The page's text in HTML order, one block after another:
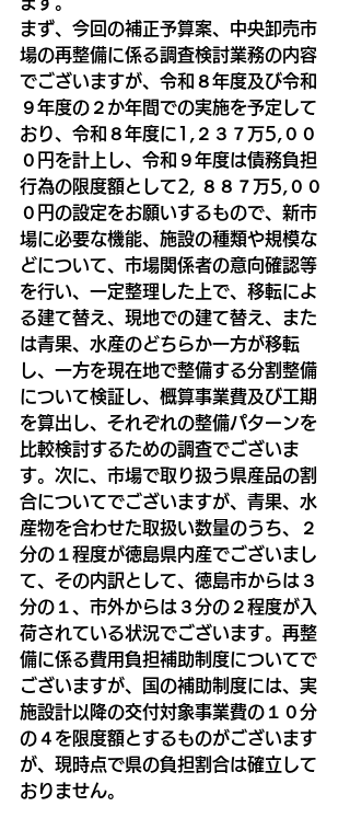
まず、今回の補正予算案、中央卸売市
場の再整備に係る調査検討業務の内容
でございますが、令和８年度及び令和
９年度の２か年間での実施を予定して
おり、令和８年度に1,２３７万5,００
０円を計上し、令和９年度は債務負担
行為の限度額として2, ８８７万5,００
０円の設定をお願いするもので、新市
場に必要な機能、施設の種類や規模な
どについて、市場関係者の意向確認等
を行い、一定整理した上で、移転によ
る建て替え、現地での建て替え、また
は青果、水産のどちらか一方が移転
し、一方を現在地で整備する分割整備
について検証し、概算事業費及び工期
を算出し、それぞれの整備パターンを
比較検討するための調査でございま
す。次に、市場で取り扱う県産品の割
合についてでございますが、青果、水
産物を合わせた取扱い数量のうち、２
分の１程度が徳島県内産でございまし
て、その内訳として、徳島市からは３
分の１、市外からは３分の２程度が入
荷されている状況でございます。再整
備に係る費用負担補助制度についてで
ございますが、国の補助制度には、実
施設計以降の交付対象事業費の１０分
の４を限度額とするものがございます
が、現時点で県の負担割合は確立して
おりません。